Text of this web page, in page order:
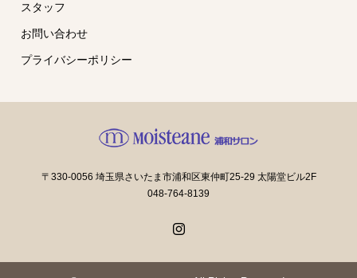
スタッフ
お問い合わせ
プライバシーポリシー
〒330-0056 埼玉県さいたま市浦和区東仲町25-29 太陽堂ビル2F
048-764-8139